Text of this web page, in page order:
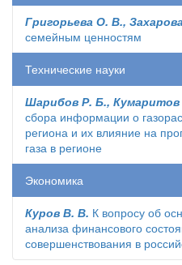
Григорьева О. В.,
семейным ценностям
Технические науки
Шарибов Р. Б.,
сбора информации о
региона и их влияние на
газа в регионе
Экономика
Куров В. В. К вопросу об
анализа финансового
совершенствования в